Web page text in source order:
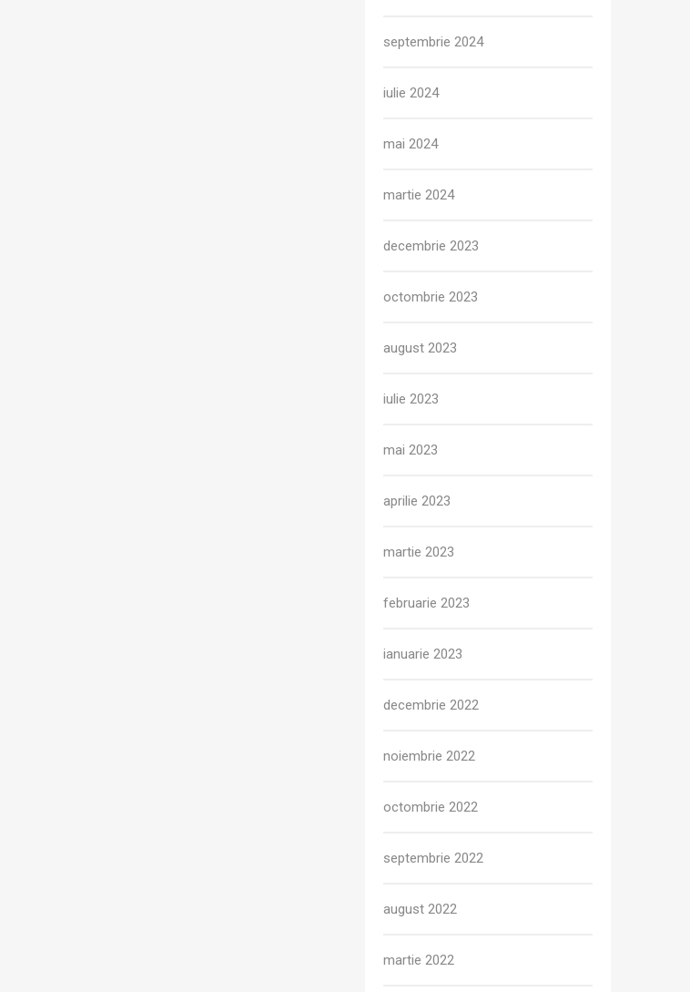
septembrie 2024
iulie 2024
mai 2024
martie 2024
decembrie 2023
octombrie 2023
august 2023
iulie 2023
mai 2023
aprilie 2023
martie 2023
februarie 2023
ianuarie 2023
decembrie 2022
noiembrie 2022
octombrie 2022
septembrie 2022
august 2022
martie 2022